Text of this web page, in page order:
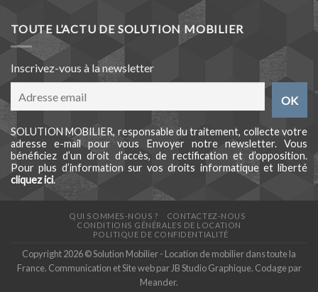
TOUTE L’ACTU DE SOLUTION MOBILIER
Inscrivez-vous à la newsletter
SOLUTION MOBILIER, responsable du traitement, collecte votre
adresse e-mail pour vous Envoyer notre newsletter. Vous
bénéficiez d’un droit d’accès, de rectification et d’opposition.
Pour plus d’information sur vos droits informatique et liberté
cliquez ici.
QUI SOMMES-NOUS ?
CONTACTEZ-NOUS
CONDITIONS GÉNÉRALES DE LOCATION
POLITIQUE DE CONFIDENTIALITÉ
Copyright 2026 © Solution Mobilier - Location de mobilier dans toute la
France. Communication et Site web par JB Studio Graphique. Codage par
Meander.